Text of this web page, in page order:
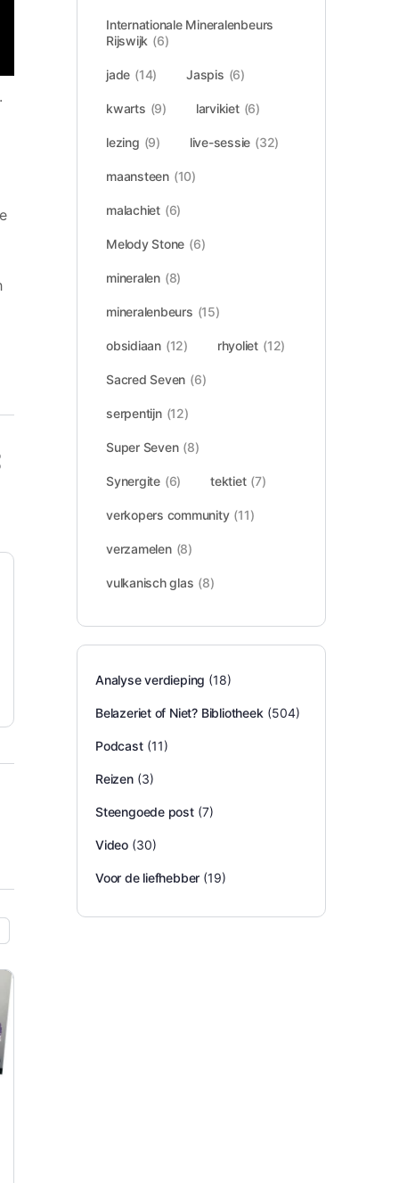
Internationale Mineralenbeurs
Rijswijk (6)
jade (14) Jaspis (6)
kwarts (9) larvikiet (6)
lezing (9) live-sessie (32)
maansteen (10)
malachiet (6)
Melody Stone (6)
mineralen (8)
mineralenbeurs (15)
obsidiaan (12) rhyoliet (12)
Sacred Seven (6)
serpentijn (12)
Super Seven (8)
Synergite (6) tektiet (7)
verkopers community (11)
verzamelen (8)
vulkanisch glas (8)
Analyse verdieping (18)
Belazeriet of Niet? Bibliotheek (504)
Podcast(11)
Reizen(3)
Steengoede post(7)
Video(30)
Voor de liefhebber (19)